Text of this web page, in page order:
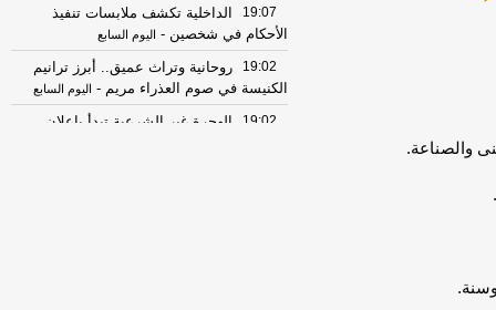
والصناعة.
19:07
الداخلية تكشف ملابسات تنفيذ
الأحكام في شخصين - اليوم السابع
19:02
روحانية وتراث عميق.. أبرز ترانيم
الكنيسة في صوم العذراء مريم - اليوم السابع
19:02
الهجرة غير الشرعية تبدأ بإعلان